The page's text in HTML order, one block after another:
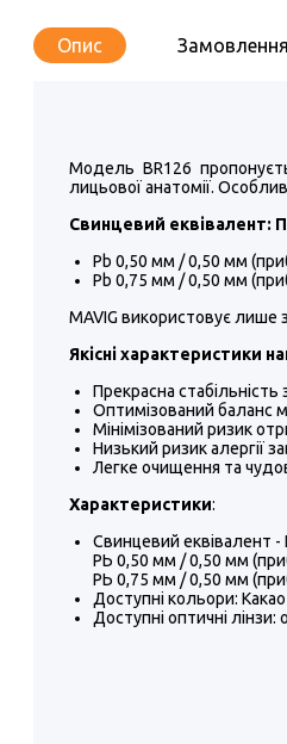
Опис
Модель BR126
лицьової анатомії.
Свинцевий еквівалент:
Рb 0,50 мм / 0,50 мм
Рb 0,75 мм / 0,50 мм
MAVIG використовує лише
Якісні характеристики
Прекрасна
Оптимізований баланс
Мінімізований ризик
Низький ризик алергії
Легке очищення та
Характеристики:
Свинцевий еквівалент -
РЬ 0,50 мм / 0,50 мм
РЬ 0,75 мм / 0,50 мм
Доступні кольори:
Доступні оптичні лінзи: